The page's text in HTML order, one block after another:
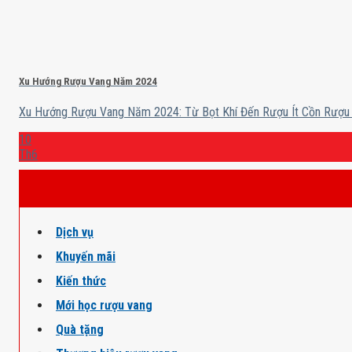
Xu Hướng Rượu Vang Năm 2024
Xu Hướng Rượu Vang Năm 2024: Từ Bọt Khí Đến Rượu Ít Cồn Rượu
10
Th6
Dịch vụ
Khuyến mãi
Kiến thức
Mới học rượu vang
Quà tặng